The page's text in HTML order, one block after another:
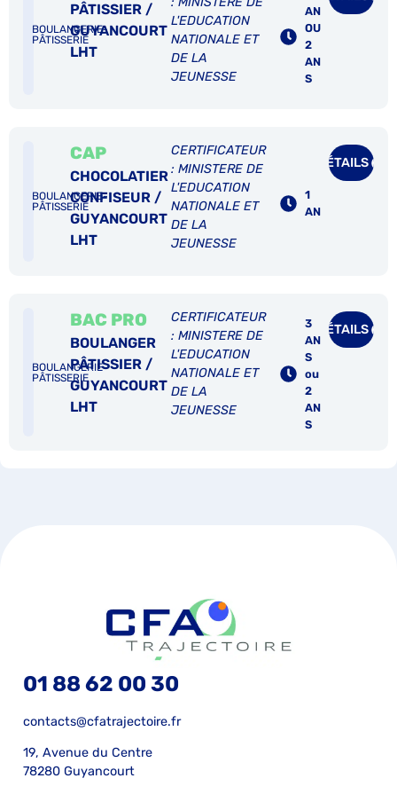
BOULANGERIE-
PÂTISSERIE
PÂTISSIER /
GUYANCOURT
LHT
L'EDUCATION
NATIONALE ET
DE LA
JEUNESSE
AN
OU
2
AN
S
BOULANGERIE-
PÂTISSERIE
CAP
CHOCOLATIER
CONFISEUR /
GUYANCOURT
LHT
CERTIFICATEUR
: MINISTERE DE
L'EDUCATION
NATIONALE ET
DE LA
JEUNESSE
1
AN
DÉTAILS
BOULANGERIE-
PÂTISSERIE
BAC PRO
BOULANGER
PÂTISSIER /
GUYANCOURT
LHT
CERTIFICATEUR
: MINISTERE DE
L'EDUCATION
NATIONALE ET
DE LA
JEUNESSE
3
AN
S
ou
2
AN
S
DÉTAILS
01 88 62 00 30
contacts@cfatrajectoire.fr
19, Avenue du Centre
78280 Guyancourt